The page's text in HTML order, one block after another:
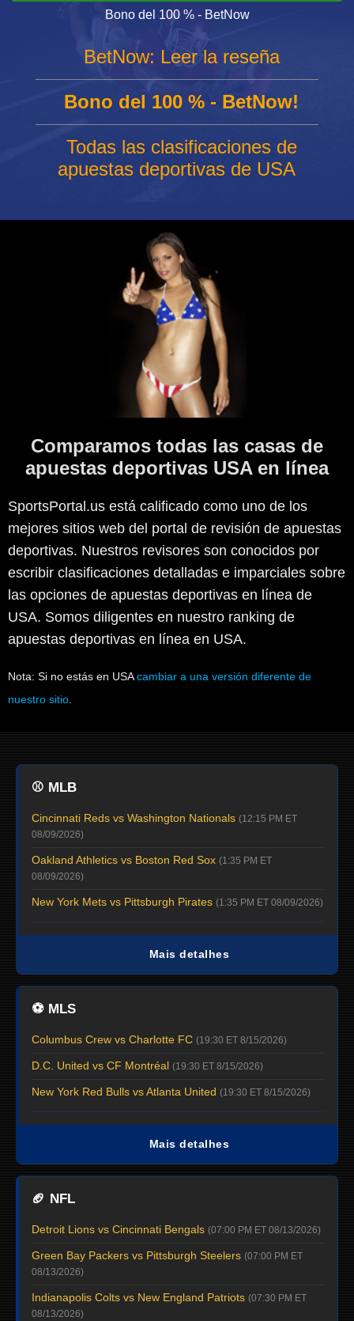
Bono del 100 % - BetNow
BetNow: Leer la reseña
Bono del 100 % - BetNow!
Todas las clasificaciones de
apuestas deportivas de USA
Comparamos todas las casas de
apuestas deportivas USA en línea
SportsPortal.us está calificado como uno de los
mejores sitios web del portal de revisión de apuestas
deportivas. Nuestros revisores son conocidos por
escribir clasificaciones detalladas e imparciales sobre
las opciones de apuestas deportivas en línea de
USA. Somos diligentes en nuestro ranking de
apuestas deportivas en línea en USA.
Nota: Si no estás en USAcambiar a una versión diferente de
nuestro sitio.
⚾ MLB
Cincinnati Reds vs Washington Nationals (12:15 PM ET
08/09/2026)
Oakland Athletics vs Boston Red Sox (1:35 PM ET
08/09/2026)
New York Mets vs Pittsburgh Pirates (1:35 PM ET 08/09/2026)
Mais detalhes
⚽ MLS
Columbus Crew vs Charlotte FC (19:30 ET 8/15/2026)
D.C. United vs CF Montréal (19:30 ET 8/15/2026)
New York Red Bulls vs Atlanta United (19:30 ET 8/15/2026)
Mais detalhes
🏈 NFL
Detroit Lions vs Cincinnati Bengals (07:00 PM ET 08/13/2026)
Green Bay Packers vs Pittsburgh Steelers (07:00 PM ET
08/13/2026)
Indianapolis Colts vs New England Patriots (07:30 PM ET
08/13/2026)